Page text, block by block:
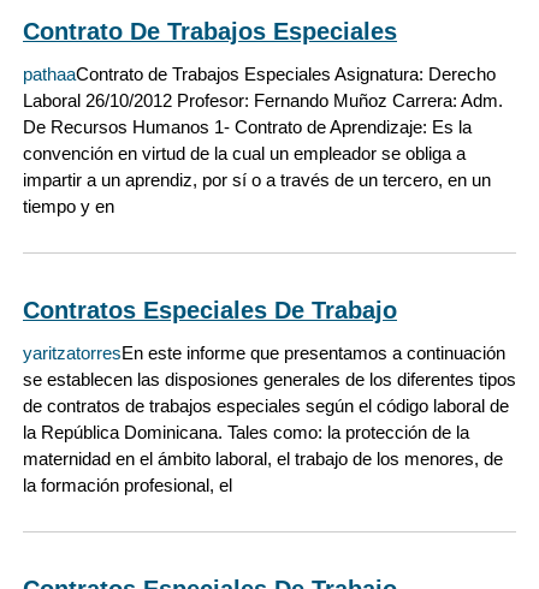
Contrato De Trabajos Especiales
pathaaContrato de Trabajos Especiales Asignatura: Derecho
Laboral 26/10/2012 Profesor: Fernando Muñoz Carrera: Adm.
De Recursos Humanos 1- Contrato de Aprendizaje: Es la
convención en virtud de la cual un empleador se obliga a
impartir a un aprendiz, por sí o a través de un tercero, en un
tiempo y en
Contratos Especiales De Trabajo
yaritzatorresEn este informe que presentamos a continuación
se establecen las disposiones generales de los diferentes tipos
de contratos de trabajos especiales según el código laboral de
la República Dominicana. Tales como: la protección de la
maternidad en el ámbito laboral, el trabajo de los menores, de
la formación profesional, el